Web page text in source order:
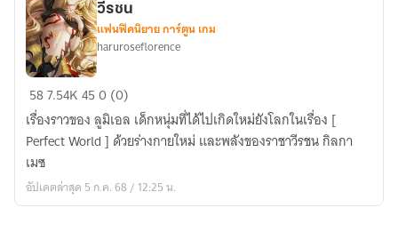
โลก
อัน
สมบูรณ์
แบบ
:
การ
วีรชน
แฟนฟิคนิยาย การ์ตูน เกม
haruroseflorence
587.54K450 (0)
เรื่องราวของ ลูมิเอล เด็กหนุ่มที่ได้ไปเกิดใหม่ยังโลกในเรื่อง [
Perfect World ] ด้วยร่างกายใหม่ และพลังของราชาวีรชน กิลกา
เมซ
อัปเดตล่าสุด 5 ก.ค. 68 / 12:25 น.